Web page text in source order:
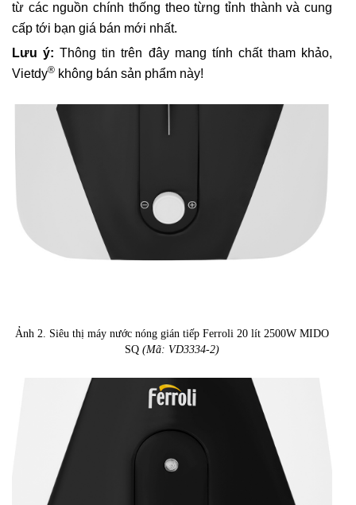
từ các nguồn chính thống theo từng tỉnh thành và cung
cấp tới bạn giá bán mới nhất.
Lưu ý: Thông tin trên đây mang tính chất tham khảo,
Vietdy® không bán sản phẩm này!
Ảnh 2. Siêu thị máy nước nóng gián tiếp Ferroli 20 lít 2500W MIDO
SQ (Mã: VD3334-2)